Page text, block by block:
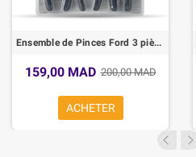
Ensemble de Pinces Ford 3 pièces
159,00 MAD 200,00 MAD
ACHETER